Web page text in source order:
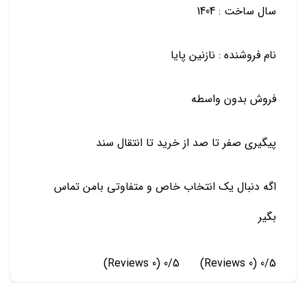
سال ساخت : 1404
نام فروشنده : نازنین پایا
فروش ‌بدون واسطه
پیگیری صفر تا صد از خرید تا انتقال سند
اگه دنبال یک انتخاب خاص و متفاوتی بامن تماس
بگیر
0/5
(0 Reviews)
0/5
(0 Reviews)